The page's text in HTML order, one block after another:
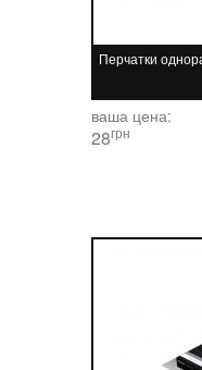
Перчатки
ваша цена:
28грн